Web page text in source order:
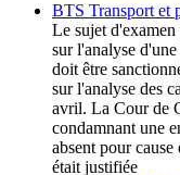
BTS Transport et
Le sujet
sur l'analyse
doit être
sur l'analyse des
avril. La Cour de
condamnant une
absent pour
était justifiée